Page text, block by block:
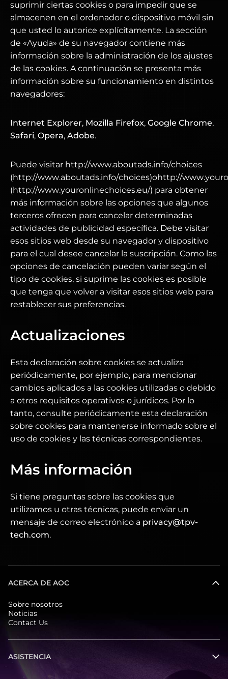
suprimir ciertas cookies o para impedir que se
almacenen en el ordenador o dispositivo móvil sin
que usted lo autorice explícitamente. La sección
de «Ayuda» de su navegador contiene más
información sobre la administración de los ajustes
de las cookies. A continuación se presenta más
información sobre su funcionamiento en distintos
navegadores:
Internet Explorer, Mozilla Firefox, Google Chrome,
Safari, Opera, Adobe.
Puede visitar http://www.aboutads.info/choices
(http://www.aboutads.info/choices)ohttp://
(http://www.youronlinechoices.eu/) para obtener
más información sobre las opciones que algunos
terceros ofrecen para cancelar determinadas
actividades de publicidad específica. Debe visitar
esos sitios web desde su navegador y dispositivo
para el cual desee cancelar la suscripción. Como las
opciones de cancelación pueden variar según el
tipo de cookies, si suprime las cookies es posible
que tenga que volver a visitar esos sitios web para
restablecer sus preferencias.
Actualizaciones
Esta declaración sobre cookies se actualiza
periódicamente, por ejemplo, para mencionar
cambios aplicados a las cookies utilizadas o debido
a otros requisitos operativos o jurídicos. Por lo
tanto, consulte periódicamente esta declaración
sobre cookies para mantenerse informado sobre el
uso de cookies y las técnicas correspondientes.
Más información
Si tiene preguntas sobre las cookies que
utilizamos u otras técnicas, puede enviar un
mensaje de correo electrónico a privacy@tpv-
tech.com.
ACERCA DE AOC
Sobre nosotros
Noticias
Contact Us
ASISTENCIA